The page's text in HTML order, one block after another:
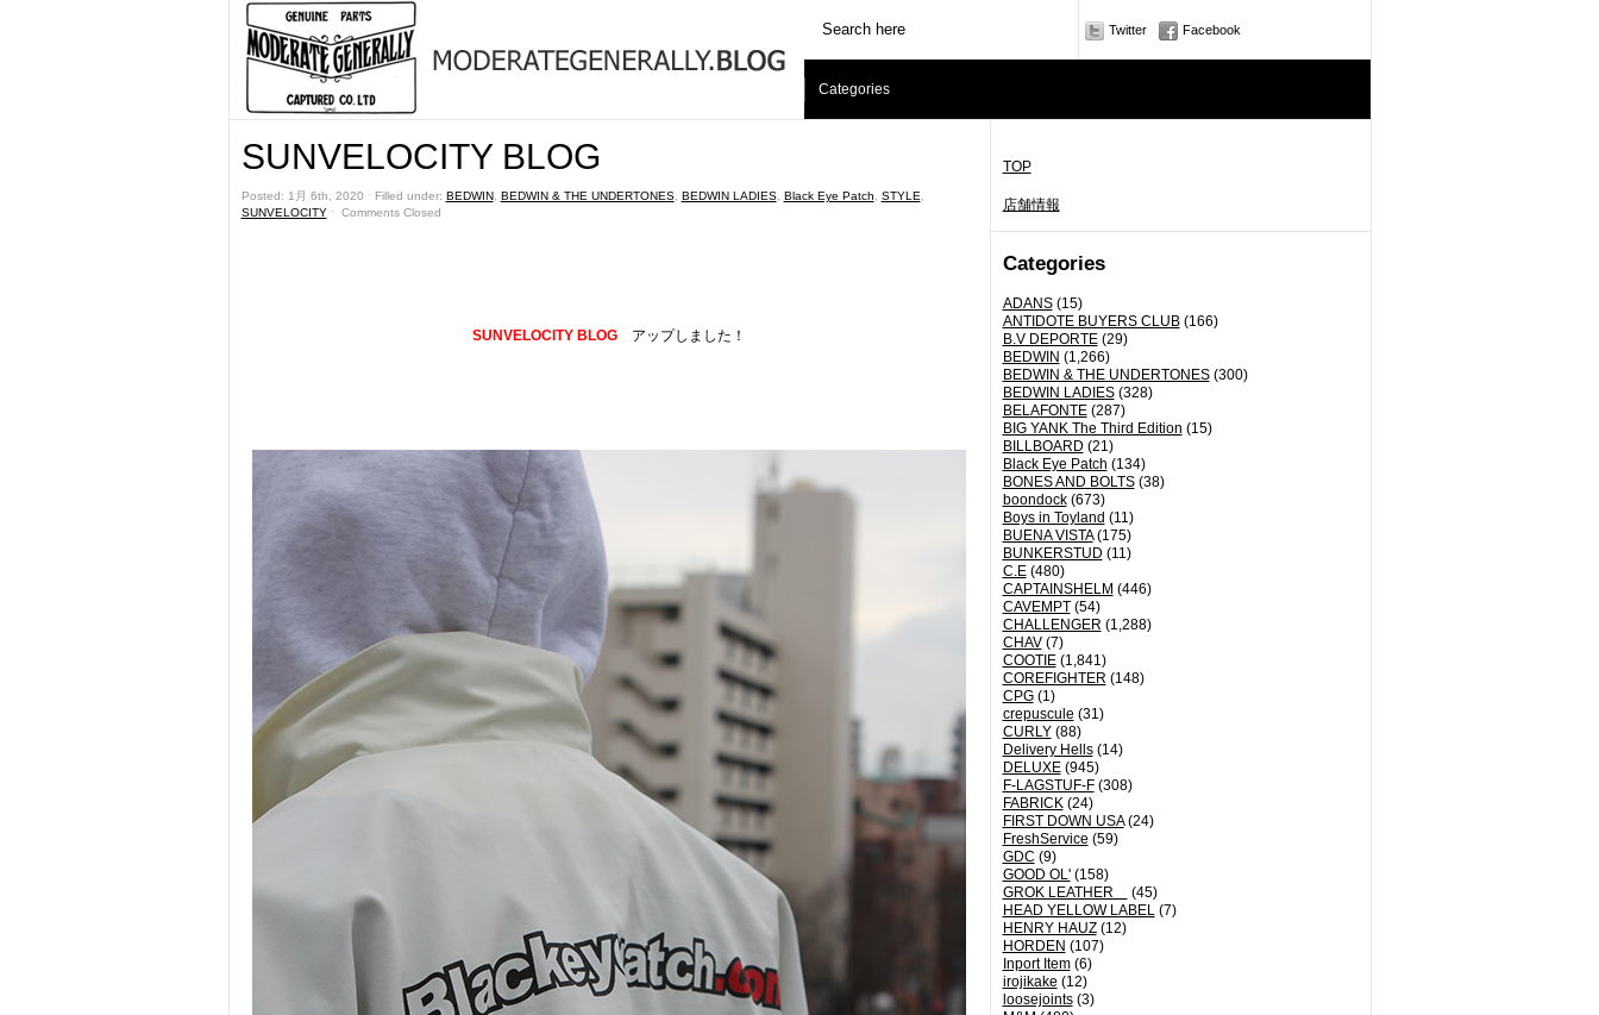
Twitter Facebook
Categories
TOP
店舗情報
Categories
ADANS(15)
ANTIDOTE BUYERS CLUB(166)
B.V DEPORTE(29)
BEDWIN (1,266)
BEDWIN & THE UNDERTONES(300)
BEDWIN LADIES(328)
BELAFONTE(287)
BIG YANK The Third Edition (15)
BILLBOARD (21)
Black Eye Patch (134)
BONES AND BOLTS(38)
boondock(673)
Boys in Toyland (11)
BUENA VISTA(175)
BUNKERSTUD (11)
C.E(480)
CAPTAINSHELM (446)
CAVEMPT(54)
CHALLENGER (1,288)
CHAV(7)
COOTIE(1,841)
COREFIGHTER (148)
CPG(1)
crepuscule (31)
CURLY(88)
Delivery Hells(14)
DELUXE(945)
F-LAGSTUF-F(308)
FABRICK(24)
FIRST DOWN USA(24)
FreshService (59)
GDC (9)
GOOD OL'(158)
GROK LEATHER
(45)
HEAD YELLOW LABEL(7)
HENRY HAUZ(12)
HORDEN (107)
Inport Item(6)
irojikake (12)
loosejoints(3)
SUNVELOCITY BLOG
Posted: 1月 6th, 2020 ˑ Filled under: BEDWIN, BEDWIN & THE UNDERTONES, BEDWIN LADIES, Black Eye Patch STYLE
SUNVELOCITYˑ Comments Closed
SUNVELOCITY BLOG アップしました！